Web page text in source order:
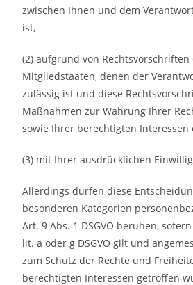
zwischen Ihnen und dem
ist,
(2) aufgrund von
Mitgliedstaaten, denen der
zulässig ist und diese
Maßnahmen zur Wahrung Ihrer
sowie Ihrer berechtigten
(3) mit Ihrer ausdrücklichen
Allerdings dürfen diese
besonderen Kategorien
Art. 9 Abs. 1 DSGVO beruhen,
lit. a oder g DSGVO gilt und
zum Schutz der Rechte und
berechtigten Interessen getroffen